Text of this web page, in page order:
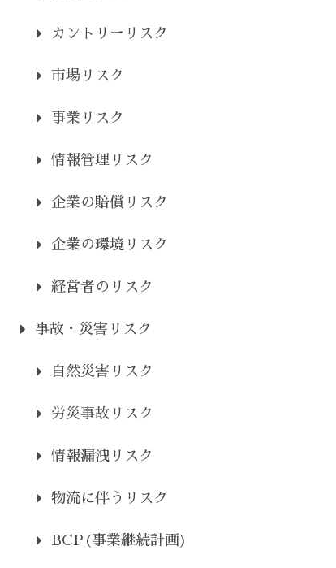
カントリーリスク
市場リスク
事業リスク
情報管理リスク
企業の賠償リスク
企業の環境リスク
経営者のリスク
事故・災害リスク
自然災害リスク
労災事故リスク
情報漏洩リスク
物流に伴うリスク
BCP(事業継続計画)